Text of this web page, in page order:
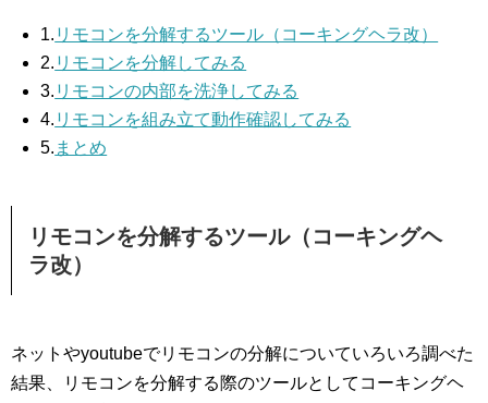
1. リモコンを分解するツール（コーキングヘラ改）
2. リモコンを分解してみる
3. リモコンの内部を洗浄してみる
4. リモコンを組み立て動作確認してみる
5. まとめ
リモコンを分解するツール（コーキングヘ
ラ改）
ネットやyoutubeでリモコンの分解についていろいろ調べた
結果、リモコンを分解する際のツールとしてコーキングヘ